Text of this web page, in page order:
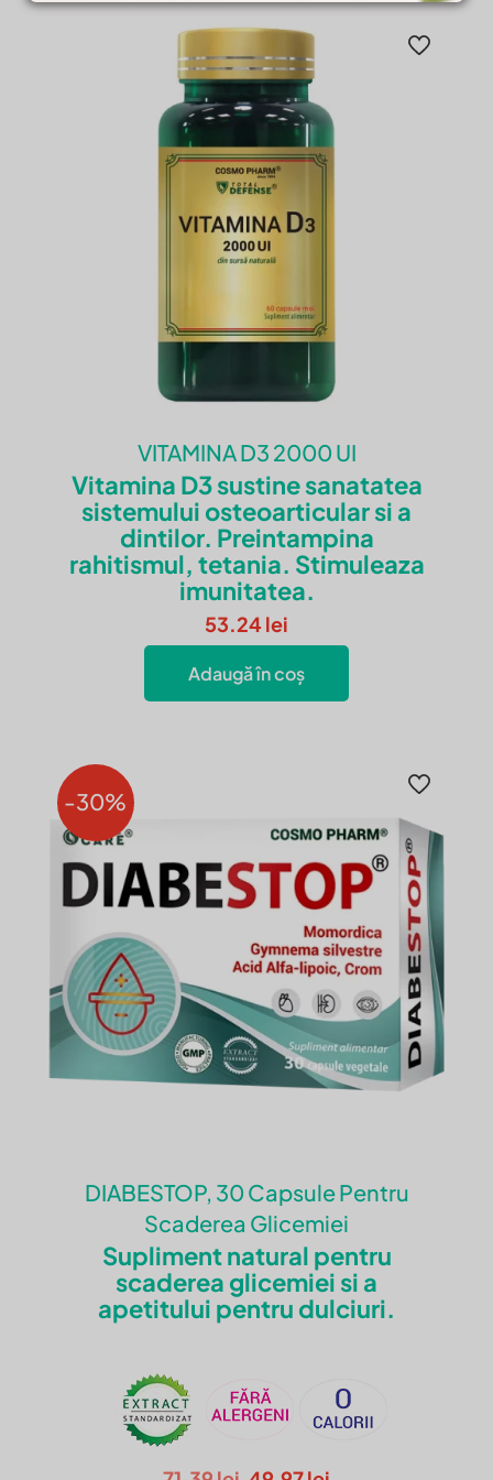
Adresa ta de email nu va fi publicată.
Câmpurile obligatorii sunt marcate cu
*
2 din 5
stele
3 din 5
stele
4 din 5
stele
Salvează-mi numele, emailul și site-ul
web în acest navigator pentru data
viitoare când o să comentez.
VITAMINA D3 2000 UI
Vitamina D3 sustine sanatatea
sistemului osteoarticular si a
dintilor. Preintampina
rahitismul, tetania. Stimuleaza
imunitatea.
53.24lei
Adaugă în coș
-30%
DIABESTOP, 30 Capsule Pentru
Scaderea Glicemiei
Supliment natural pentru
scaderea glicemiei si a
apetitului pentru dulciuri.